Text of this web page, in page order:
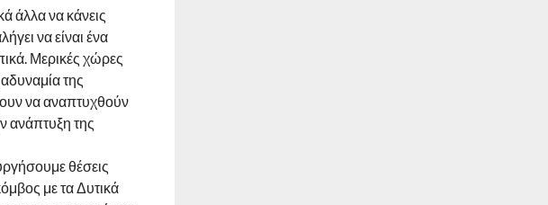
άλλα να κάνεις
να είναι ένα
Μερικές χώρες
της
να αναπτυχθούν
ανάπτυξη της
θέσεις
με τα Δυτικά